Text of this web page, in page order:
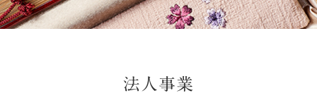
法人事業